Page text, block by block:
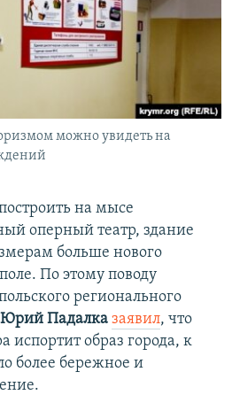
можно увидеть на
на мысе
оперный театр, здание
больше нового
По этому поводу
регионального
Юрий Падалка заявил, что
испортит образ города, к
более бережное и